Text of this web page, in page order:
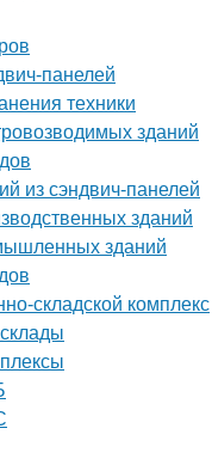
панелей
техники
зданий
из сэндвич-панелей
зданий
зданий
складской комплекс